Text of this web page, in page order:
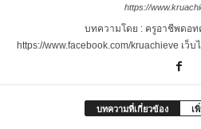
https://
บทความโดย : ครูอาชีพดอ
https://www.facebook.com/kruachieve เว็
บทความที่เกี่ยวข้อง เ